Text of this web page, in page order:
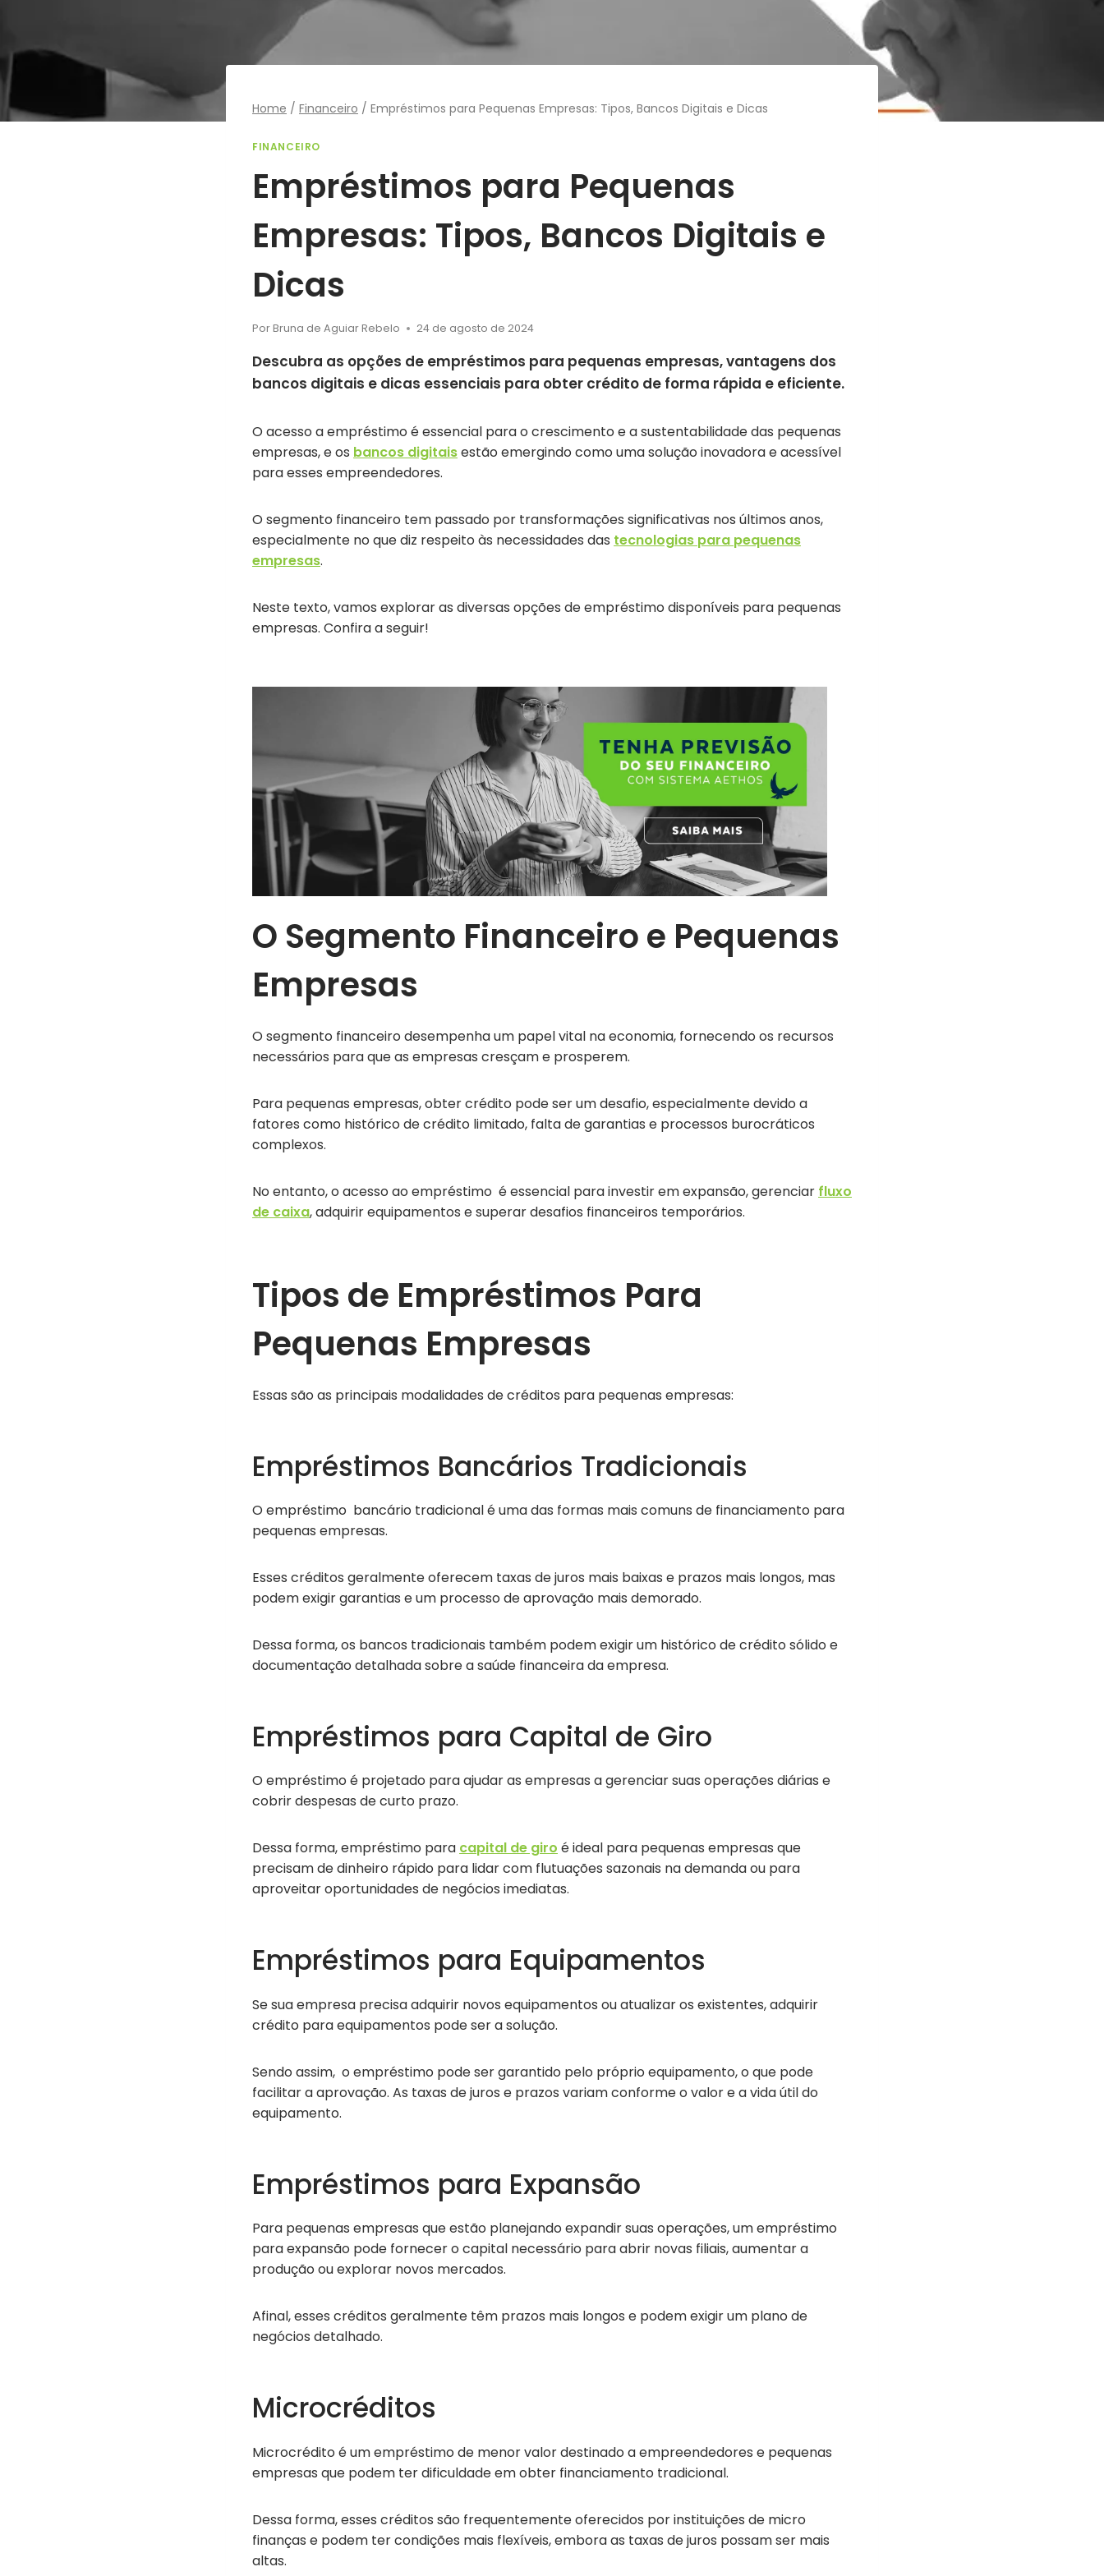
Home / Financeiro / Empréstimos para Pequenas Empresas: Tipos, Bancos Digitais e Dicas
FINANCEIRO
Empréstimos para Pequenas
Empresas: Tipos, Bancos Digitais e
Dicas
PorBruna de Aguiar Rebelo 24 de agosto de 2024
Descubra as opções de empréstimos para pequenas empresas, vantagens dos
bancos digitais e dicas essenciais para obter crédito de forma rápida e eficiente.
O acesso a empréstimo é essencial para o crescimento e a sustentabilidade das pequenas
empresas, e os bancos digitaisestão emergindo como uma solução inovadora e acessível
para esses empreendedores.
O segmento financeiro tem passado por transformações significativas nos últimos anos,
especialmente no que diz respeito às necessidades das tecnologias para pequenas
empresas.
Neste texto, vamos explorar as diversas opções de empréstimo disponíveis para pequenas
empresas. Confira a seguir!
O Segmento Financeiro e Pequenas
Empresas
O segmento financeiro desempenha um papel vital na economia, fornecendo os recursos
necessários para que as empresas cresçam e prosperem.
Para pequenas empresas, obter crédito pode ser um desafio, especialmente devido a
fatores como histórico de crédito limitado, falta de garantias e processos burocráticos
complexos.
No entanto, o acesso ao empréstimo é essencial para investir em expansão, gerenciar fluxo
de caixa, adquirir equipamentos e superar desafios financeiros temporários.
Tipos de Empréstimos Para
Pequenas Empresas
Essas são as principais modalidades de créditos para pequenas empresas:
Empréstimos Bancários Tradicionais
O empréstimo bancário tradicional é uma das formas mais comuns de financiamento para
pequenas empresas.
Esses créditos geralmente oferecem taxas de juros mais baixas e prazos mais longos, mas
podem exigir garantias e um processo de aprovação mais demorado.
Dessa forma, os bancos tradicionais também podem exigir um histórico de crédito sólido e
documentação detalhada sobre a saúde financeira da empresa.
Empréstimos para Capital de Giro
O empréstimo é projetado para ajudar as empresas a gerenciar suas operações diárias e
cobrir despesas de curto prazo.
Dessa forma, empréstimo para capital de giro é ideal para pequenas empresas que
precisam de dinheiro rápido para lidar com flutuações sazonais na demanda ou para
aproveitar oportunidades de negócios imediatas.
Empréstimos para Equipamentos
Se sua empresa precisa adquirir novos equipamentos ou atualizar os existentes, adquirir
crédito para equipamentos pode ser a solução.
Sendo assim, o empréstimo pode ser garantido pelo próprio equipamento, o que pode
facilitar a aprovação. As taxas de juros e prazos variam conforme o valor e a vida útil do
equipamento.
Empréstimos para Expansão
Para pequenas empresas que estão planejando expandir suas operações, um empréstimo
para expansão pode fornecer o capital necessário para abrir novas filiais, aumentar a
produção ou explorar novos mercados.
Afinal, esses créditos geralmente têm prazos mais longos e podem exigir um plano de
negócios detalhado.
Microcréditos
Microcrédito é um empréstimo de menor valor destinado a empreendedores e pequenas
empresas que podem ter dificuldade em obter financiamento tradicional.
Dessa forma, esses créditos são frequentemente oferecidos por instituições de micro
finanças e podem ter condições mais flexíveis, embora as taxas de juros possam ser mais
altas.